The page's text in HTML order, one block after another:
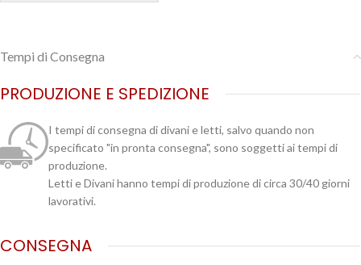
Tempi di Consegna
PRODUZIONE E SPEDIZIONE
I tempi di consegna di divani e letti, salvo quando non
specificato "in pronta consegna", sono soggetti ai tempi di
produzione.
Letti e Divani hanno tempi di produzione di circa 30/40 giorni
lavorativi.
CONSEGNA